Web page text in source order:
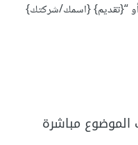
أو “{تقديم} {اسمك/شركتك}